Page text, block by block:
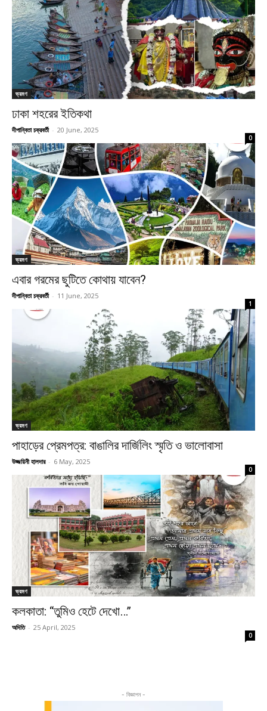
ভ্রমণ
ঢাকা শহরের ইতিকথা
দীপান্বিতা চক্রবর্তী - 20 June, 2025
0
ভ্রমণ
এবার গরমের ছুটিতে কোথায় যাবেন?
দীপান্বিতা চক্রবর্তী - 11 June, 2025
1
ভ্রমণ
পাহাড়ের প্রেমপত্র: বাঙালির দার্জিলিং স্মৃতি ও ভালোবাসা
উজ্জয়িনী হালদার - 6 May, 2025
0
ভ্রমণ
কলকাতা: “তুমিও হেটে দেখো…’’
অদিতি - 25 April, 2025
0
- বিজ্ঞাপন -